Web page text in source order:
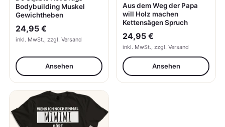
Bodybuilding Muskel
Gewichtheben
24,95 €
inkl. MwSt., zzgl. Versand
Ansehen
Aus dem Weg der Papa
will Holz machen
Kettensägen Spruch
24,95 €
inkl. MwSt., zzgl. Versand
Ansehen